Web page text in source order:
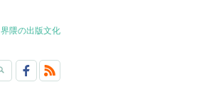
界隈の出版文化